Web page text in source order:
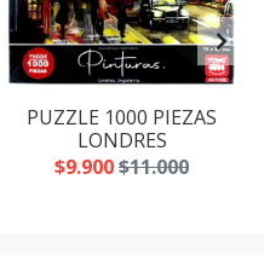
PUZZLE 1000 PIEZAS
LONDRES
$9.900$11.000